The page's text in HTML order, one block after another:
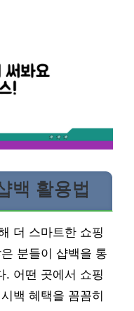
백 활용법
더 스마트한 쇼핑
분들이 샵백을 통
. 어떤 곳에서 쇼핑
백 혜택을 꼼꼼히